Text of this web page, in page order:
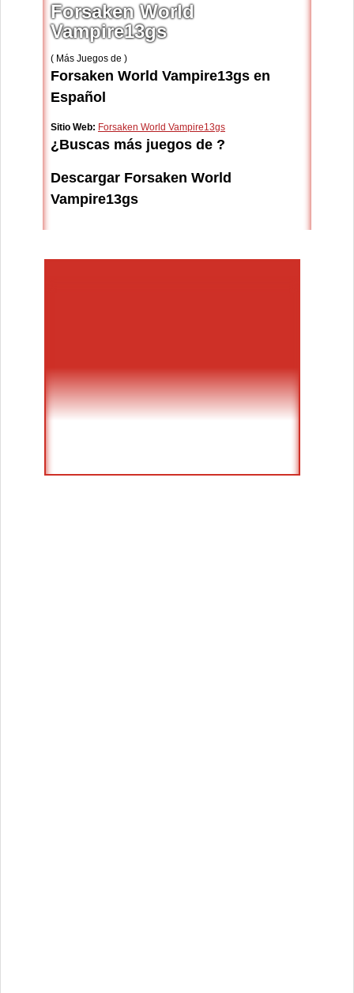
Forsaken World
Vampire13gs
( Más Juegos de )
Forsaken World Vampire13gs en
Español
Sitio Web: Forsaken World Vampire13gs
¿Buscas más juegos de ?
Descargar Forsaken World
Vampire13gs